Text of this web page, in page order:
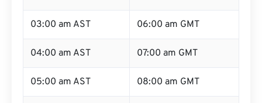
03:00 am AST 06:00 am GMT
04:00 am AST 07:00 am GMT
05:00 am AST 08:00 am GMT